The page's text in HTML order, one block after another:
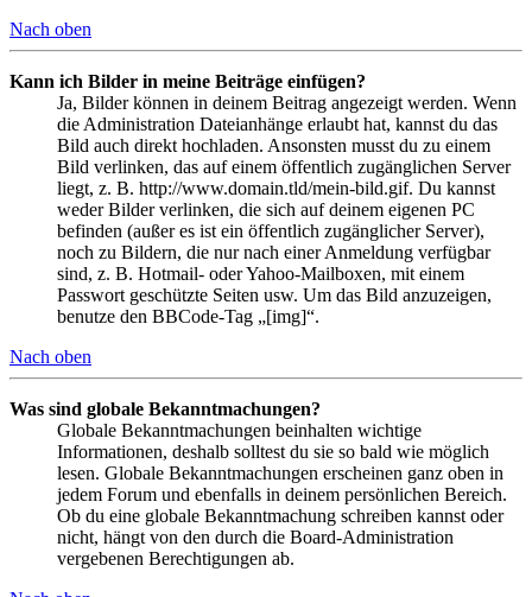
Nach oben
Kann ich Bilder in meine Beiträge einfügen?
Ja, Bilder können in deinem Beitrag angezeigt werden. Wenn
die Administration Dateianhänge erlaubt hat, kannst du das
Bild auch direkt hochladen. Ansonsten musst du zu einem
Bild verlinken, das auf einem öffentlich zugänglichen Server
liegt, z. B. http://www.domain.tld/mein-bild.gif. Du kannst
weder Bilder verlinken, die sich auf deinem eigenen PC
befinden (außer es ist ein öffentlich zugänglicher Server),
noch zu Bildern, die nur nach einer Anmeldung verfügbar
sind, z. B. Hotmail- oder Yahoo-Mailboxen, mit einem
Passwort geschützte Seiten usw. Um das Bild anzuzeigen,
benutze den BBCode-Tag „[img]“.
Nach oben
Was sind globale Bekanntmachungen?
Globale Bekanntmachungen beinhalten wichtige
Informationen, deshalb solltest du sie so bald wie möglich
lesen. Globale Bekanntmachungen erscheinen ganz oben in
jedem Forum und ebenfalls in deinem persönlichen Bereich.
Ob du eine globale Bekanntmachung schreiben kannst oder
nicht, hängt von den durch die Board-Administration
vergebenen Berechtigungen ab.